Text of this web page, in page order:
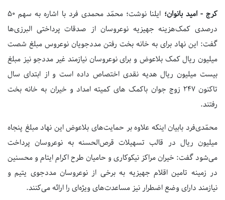
کرج - امید بانوان؛
ایلنا نوشت؛ محمّد محمدی فرد با اشاره به سهم ۵۰
درصدی کمک‌هزینه جهیزیه نوعروسان از صدقات پرداختی البرزی‌ها
گفت: این نهاد برای به خانه بخت رفتن مددجویان نوعروس مبلغ شصت
میلیون ریال کمک بلاعوض و برای نوعروسان نیازمند غیر مددجو نیز مبلغ
بیست میلیون ریال هدیه نقدی اختصاص‌ داده است و از ابتدای سال
تاکنون ۲۴۷ زوج جوان باکمک های کمیته امداد و خیران به خانه بخت
رفتند.
محمّدی‌فرد بابیان اینکه علاوه بر حمایت‌های بلاعوض این نهاد مبلغ پنجاه
میلیون ریال در قالب تسهیلات قرص‌الحسنه به نوعروسان پرداخت
می‌شود گفت: خیران مراکز نیکوکاری و حامیان طرح اکرام ایتام و محسنین
در زمینه تامین اقلام جهیزیه به برخی از نوعروسان مددجوی یتیم و
نیازمند دارای وضع اضطرار نیز مساعدت‌های ویژه‌ای را ارائه می‌کنند.